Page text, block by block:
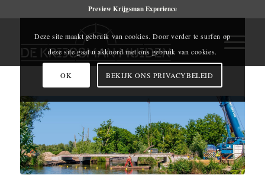
Preview Krijgsman Experience
Deze site maakt gebruik van cookies. Door verder te surfen op
deze site gaat u akkoord met ons gebruik van cookies.
OK BEKIJK ONS PRIVACYBELEID